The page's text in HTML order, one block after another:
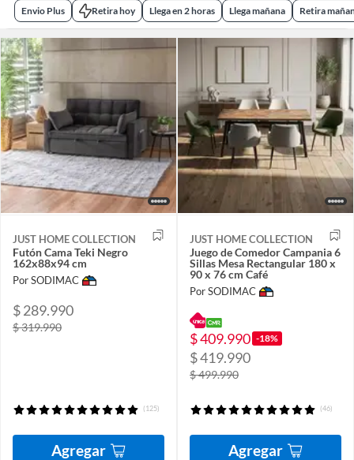
Envio Plus Retira hoy Llega en 2 horas Llega mañana Retira
JUST HOME COLLECTION
Futón Cama Teki Negro
162x88x94 cm
Por SODIMAC
$ 289.990
$ 319.990
(125)
Agregar
JUST HOME COLLECTION
Juego de Comedor Campania 6
Sillas Mesa Rectangular 180 x
90 x 76 cm Café
Por SODIMAC
$ 409.990 -18%
$ 419.990
$ 499.990
(46)
Agregar